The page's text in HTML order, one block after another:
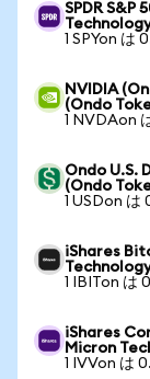
SPDR S&P
1 SPYon は
NVIDIA
(Ondo
1 NVDAon
Ondo U.S.
(Ondo
1 USDon は
iShares
1 IBITon は
iShares
Micron
1 IVVon は